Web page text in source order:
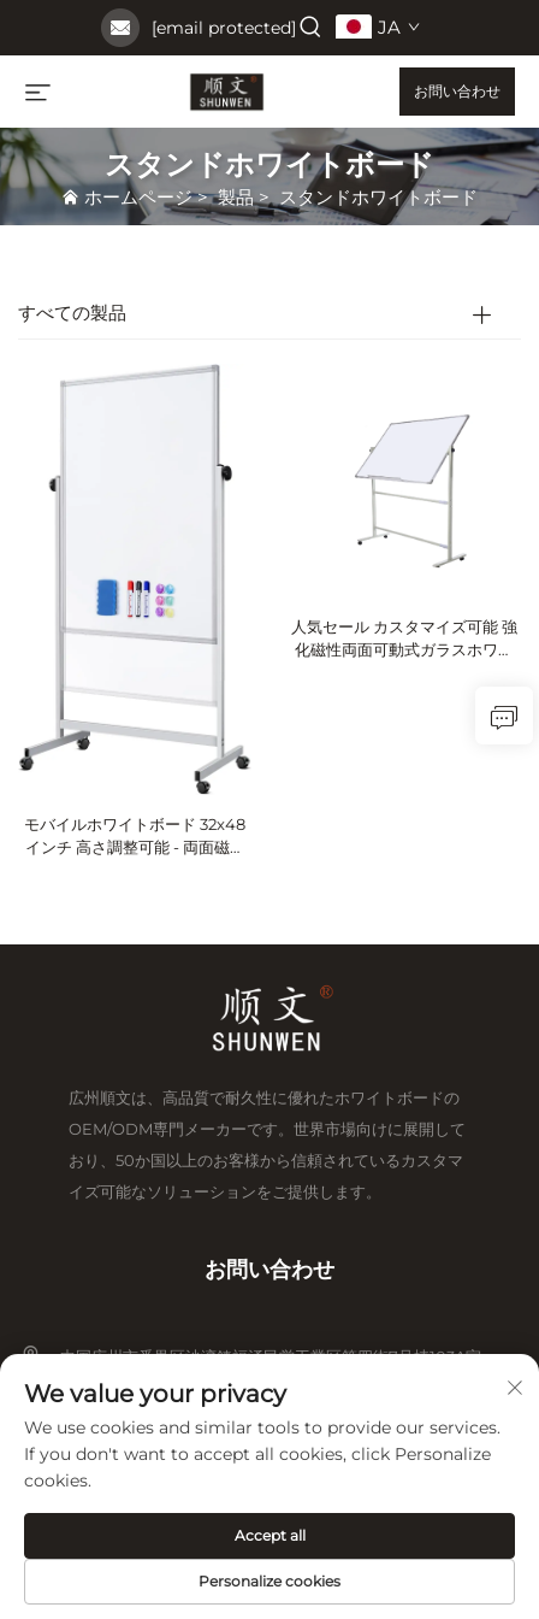
[email protected] JA
お問い合わせ
スタンドホワイトボード
ホームページ>製品> スタンドホワイトボード
すべての製品
モバイルホワイトボード 32x48
インチ 高さ調整可能 - 両面磁性
人気セール カスタマイズ可能 強
化磁性両面可動式ガラスホワイ
広州順文は、高品質で耐久性に優れたホワイトボードの
OEM/ODM専門メーカーです。世界市場向けに展開して
おり、50か国以上のお客様から信頼されているカスタマ
イズ可能なソリューションをご提供します。
お問い合わせ
中国広州市番禺区沙湾鎮福涌民営工業区第四街7号棟103A室
+86-13825079825
[email protected]
Copyright © 2026 広州順文教育機器有限公司。全著作権所有。
シーポリシー
We value your privacy
We use cookies and similar tools to provide our services.
If you don't want to accept all cookies, click Personalize
cookies.
Personalize cookies
Accept all